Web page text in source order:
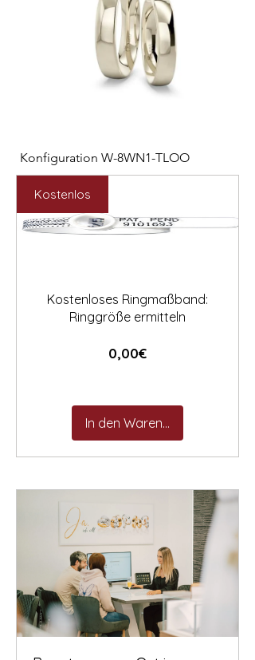
Konfiguration W-8WN1-TLOO
Preis
2.547,00 €
Preis
Kostenlos
Kostenloses Ringmaßband:
Ringgröße ermitteln
0,00€Preis
In den Warenkorb